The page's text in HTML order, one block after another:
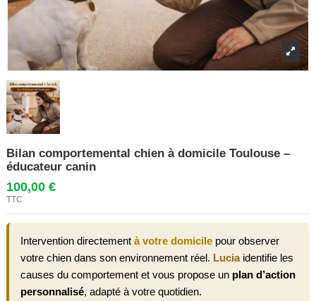
Bilan comportemental chien à domicile Toulouse –
éducateur canin
100,00 €
TTC
Intervention directement à votre domicile pour observer
votre chien dans son environnement réel. Luciaidentifie les
causes du comportement et vous propose un plan d’action
personnalisé, adapté à votre quotidien.